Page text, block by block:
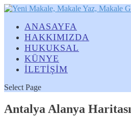
ANASAYFA
HAKKIMIZDA
HUKUKSAL
KÜNYE
İLETİŞİM
Select Page
Antalya Alanya Haritası